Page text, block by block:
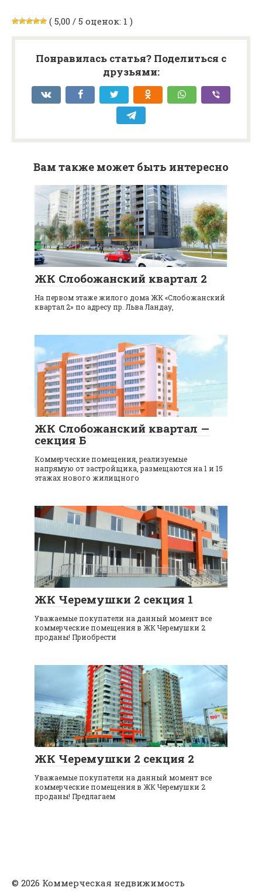
( 5,00 / 5 оценок: 1 )
Понравилась статья? Поделиться с
друзьями:
Вам также может быть интересно
ЖК Слобожанский квартал 2
На первом этаже жилого дома ЖК «Слобожанский
квартал 2» по адресу пр. Льва Ландау,
ЖК Слобожанский квартал —
секция Б
Коммерческие помещения, реализуемые
напрямую от застройщика, размещаются на 1 и 15
этажах нового жилищного
ЖК Черемушки 2 секция 1
Уважаемые покупатели на данный момент все
коммерческие помещения в ЖК Черемушки 2
проданы! Приобрести
ЖК Черемушки 2 секция 2
Уважаемые покупатели на данный момент все
коммерческие помещения в ЖК Черемушки 2
проданы! Предлагаем
© 2026 Коммерческая недвижимость